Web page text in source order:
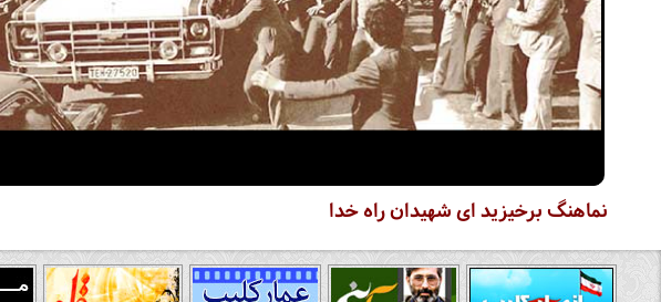
نماهنگ برخیزید ای شهیدان راه خدا